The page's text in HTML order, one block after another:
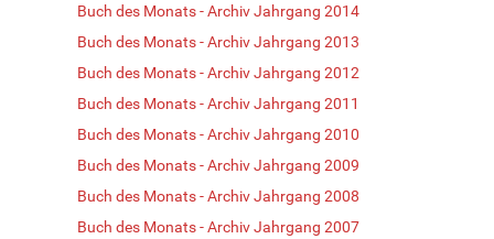
Buch des Monats - Archiv Jahrgang 2014
Buch des Monats - Archiv Jahrgang 2013
Buch des Monats - Archiv Jahrgang 2012
Buch des Monats - Archiv Jahrgang 2011
Buch des Monats - Archiv Jahrgang 2010
Buch des Monats - Archiv Jahrgang 2009
Buch des Monats - Archiv Jahrgang 2008
Buch des Monats - Archiv Jahrgang 2007